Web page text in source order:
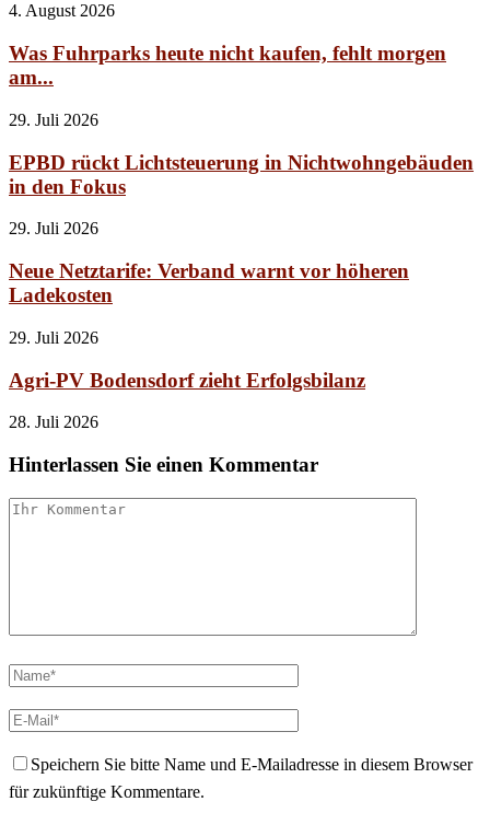
4. August 2026
Was Fuhrparks heute nicht kaufen, fehlt morgen
am...
29. Juli 2026
EPBD rückt Lichtsteuerung in Nichtwohngebäuden
in den Fokus
29. Juli 2026
Neue Netztarife: Verband warnt vor höheren
Ladekosten
29. Juli 2026
Agri-PV Bodensdorf zieht Erfolgsbilanz
28. Juli 2026
Hinterlassen Sie einen Kommentar
Speichern Sie bitte Name und E-Mailadresse in diesem Browser
für zukünftige Kommentare.